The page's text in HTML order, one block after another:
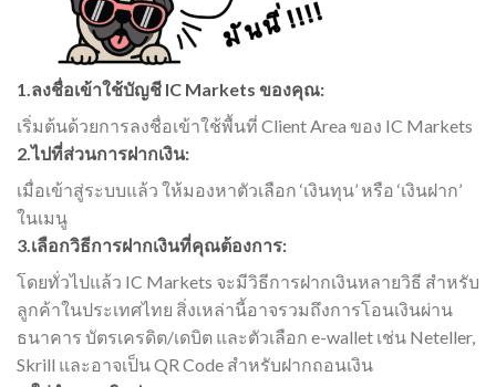
1.ลงชื่อเข้าใช้บัญชี IC Markets ของคุณ:
เริ่มต้นด้วยการลงชื่อเข้าใช้พื้นที่ Client Area ของ IC Markets
2.ไปที่ส่วนการฝากเงิน:
เมื่อเข้าสู่ระบบแล้ว ให้มองหาตัวเลือก ‘เงินทุน’ หรือ ‘เงินฝาก’
ในเมนู
3.เลือกวิธีการฝากเงินที่คุณต้องการ:
โดยทั่วไปแล้ว IC Markets จะมีวิธีการฝากเงินหลายวิธี สำหรับ
ลูกค้าในประเทศไทย สิ่งเหล่านี้อาจรวมถึงการโอนเงินผ่าน
ธนาคาร บัตรเครดิต/เดบิต และตัวเลือก e-wallet เช่น Neteller,
Skrill และอาจเป็น QR Code สำหรับฝากถอนเงิน